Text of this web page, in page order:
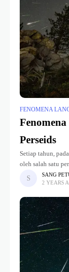
FENOMENA
Perseids
Setiap tahun,
oleh salah satu
Perseid.
pengamat langit
SANG
2 YEARS